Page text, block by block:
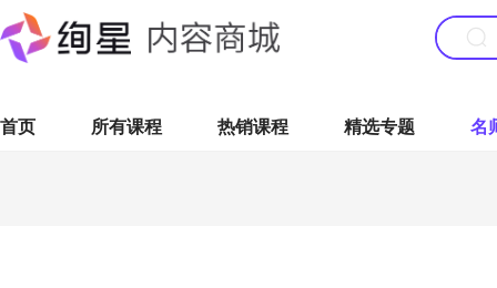
首页 所有课程 热销课程 精选专题 名